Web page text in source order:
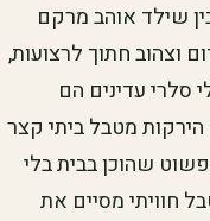
שילד אוהב מרקם
וצהוב חתוך לרצועות,
סלרי עדינים הם
מטבל ביתי קצר
פשוט שהוכן בבית בלי
חוויתי מסיים את